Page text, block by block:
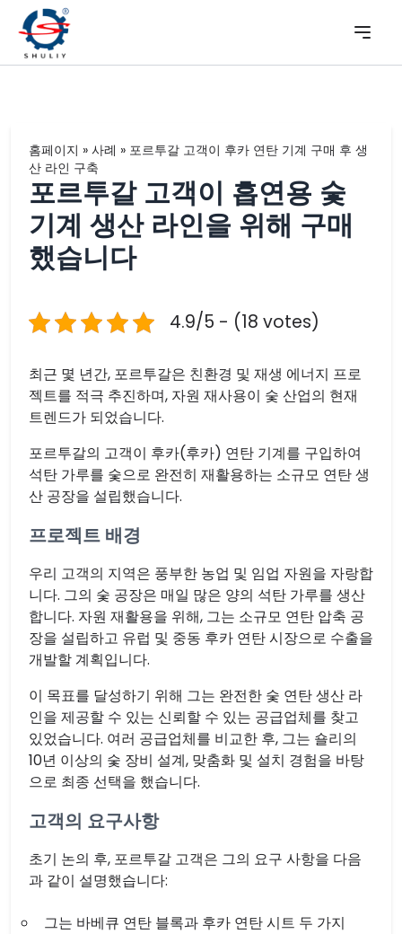
홈페이지 » 사례 » 포르투갈 고객이 후카 연탄 기계 구매 후 생
산 라인 구축
포르투갈 고객이 흡연용 숯
기계 생산 라인을 위해 구매
했습니다
4.9/5 - (18 votes)
최근 몇 년간, 포르투갈은 친환경 및 재생 에너지 프로
젝트를 적극 추진하며, 자원 재사용이 숯 산업의 현재
트렌드가 되었습니다.
포르투갈의 고객이 후카(후카) 연탄 기계를 구입하여
석탄 가루를 숯으로 완전히 재활용하는 소규모 연탄 생
산 공장을 설립했습니다.
프로젝트 배경
우리 고객의 지역은 풍부한 농업 및 임업 자원을 자랑합
니다. 그의 숯 공장은 매일 많은 양의 석탄 가루를 생산
합니다. 자원 재활용을 위해, 그는 소규모 연탄 압축 공
장을 설립하고 유럽 및 중동 후카 연탄 시장으로 수출을
개발할 계획입니다.
이 목표를 달성하기 위해 그는 완전한 숯 연탄 생산 라
인을 제공할 수 있는 신뢰할 수 있는 공급업체를 찾고
있었습니다. 여러 공급업체를 비교한 후, 그는 숄리의
10년 이상의 숯 장비 설계, 맞춤화 및 설치 경험을 바탕
으로 최종 선택을 했습니다.
고객의 요구사항
초기 논의 후, 포르투갈 고객은 그의 요구 사항을 다음
과 같이 설명했습니다:
그는 바베큐 연탄 블록과 후카 연탄 시트 두 가지